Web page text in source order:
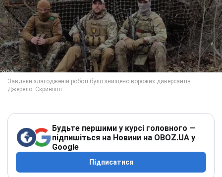
Будьте першими у курсі головного —
підпишіться на Новини на OBOZ.UA у
Google
Підписатися